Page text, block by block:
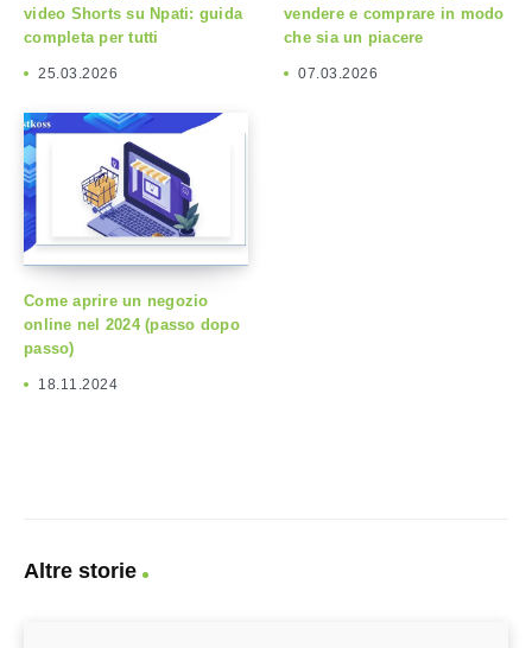
video Shorts su Npati: guida
completa per tutti
25.03.2026
vendere e comprare in modo
che sia un piacere
07.03.2026
Come aprire un negozio
online nel 2024 (passo dopo
passo)
18.11.2024
Altre storie